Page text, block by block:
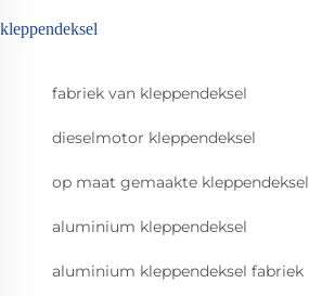
kleppendeksel
fabriek van kleppendeksel
dieselmotor kleppendeksel
op maat gemaakte kleppendeksel
aluminium kleppendeksel
aluminium kleppendeksel fabriek